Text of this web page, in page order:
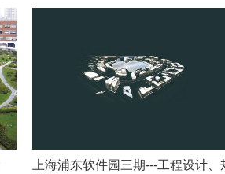
上海浦东软件园三期---工程设计、